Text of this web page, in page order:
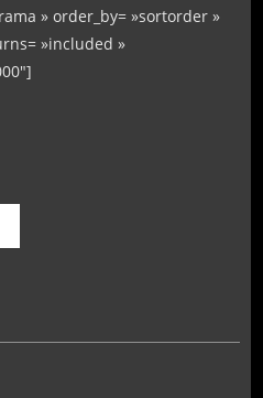
» order_by= »sortorder »
»included »